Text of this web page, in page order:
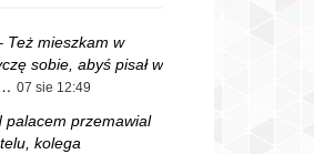
Też mieszkam w
sobie, abyś pisał w
07 sie 12:49
palacem przemawial
kolega